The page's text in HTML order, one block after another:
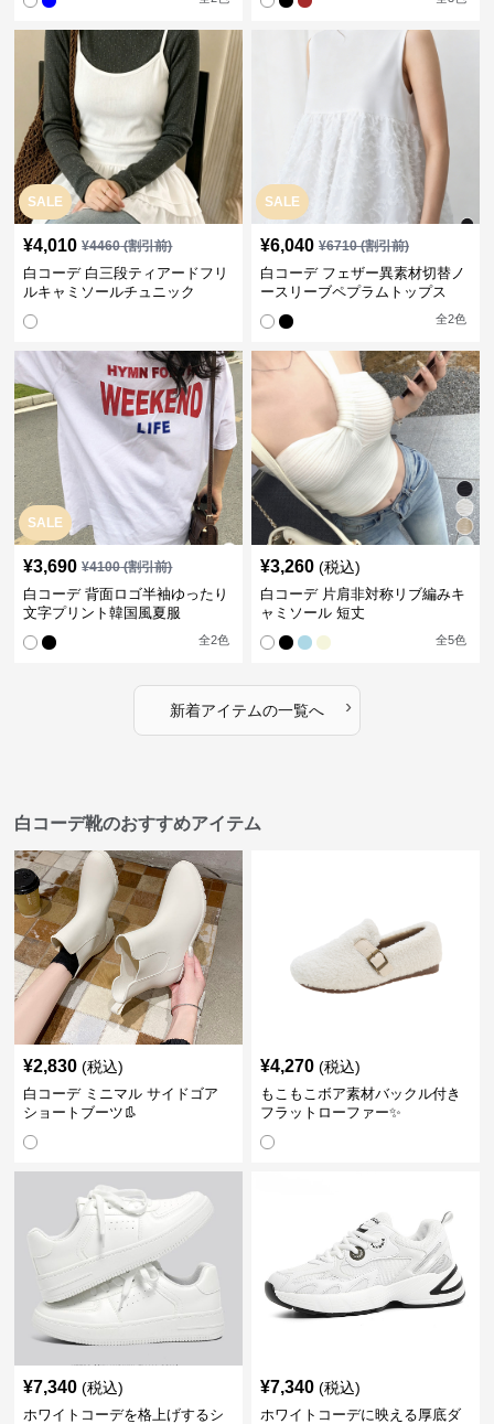
SALE
¥4,010 ¥4460(割引前)
白コーデ 白三段ティアードフリ
ルキャミソールチュニック
SALE
¥6,040 ¥6710(割引前)
白コーデ フェザー異素材切替ノ
ースリーブペプラムトップス
全2色
SALE
¥3,690 ¥4100(割引前)
白コーデ 背面ロゴ半袖ゆったり
文字プリント韓国風夏服
全2色
¥3,260 (税込)
白コーデ 片肩非対称リブ編みキ
ャミソール 短丈
全5色
新着アイテムの一覧へ ›
白コーデ靴のおすすめアイテム
¥2,830 (税込)
白コーデ ミニマル サイドゴア
ショートブーツ👢
¥4,270 (税込)
もこもこボア素材バックル付き
フラットローファー✨
¥7,340 (税込)
ホワイトコーデを格上げするシ
¥7,340 (税込)
ホワイトコーデに映える厚底ダ